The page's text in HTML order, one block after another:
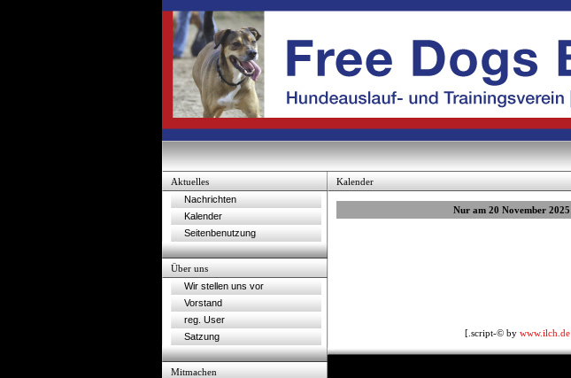
Aktuelles
Nachrichten
Kalender
Seitenbenutzung
Über uns
Wir stellen uns vor
Vorstand
reg. User
Satzung
Mitmachen
Kalender
Nur am 20 November 2025
[.script-© by www.ilch.de